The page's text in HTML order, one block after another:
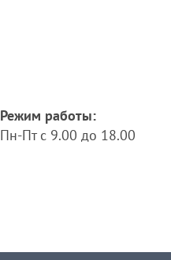
Режим работы:
Пн-Пт с 9.00 до 18.00